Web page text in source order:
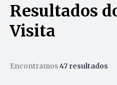
Resultados
Visita
Encontramos47 resultados